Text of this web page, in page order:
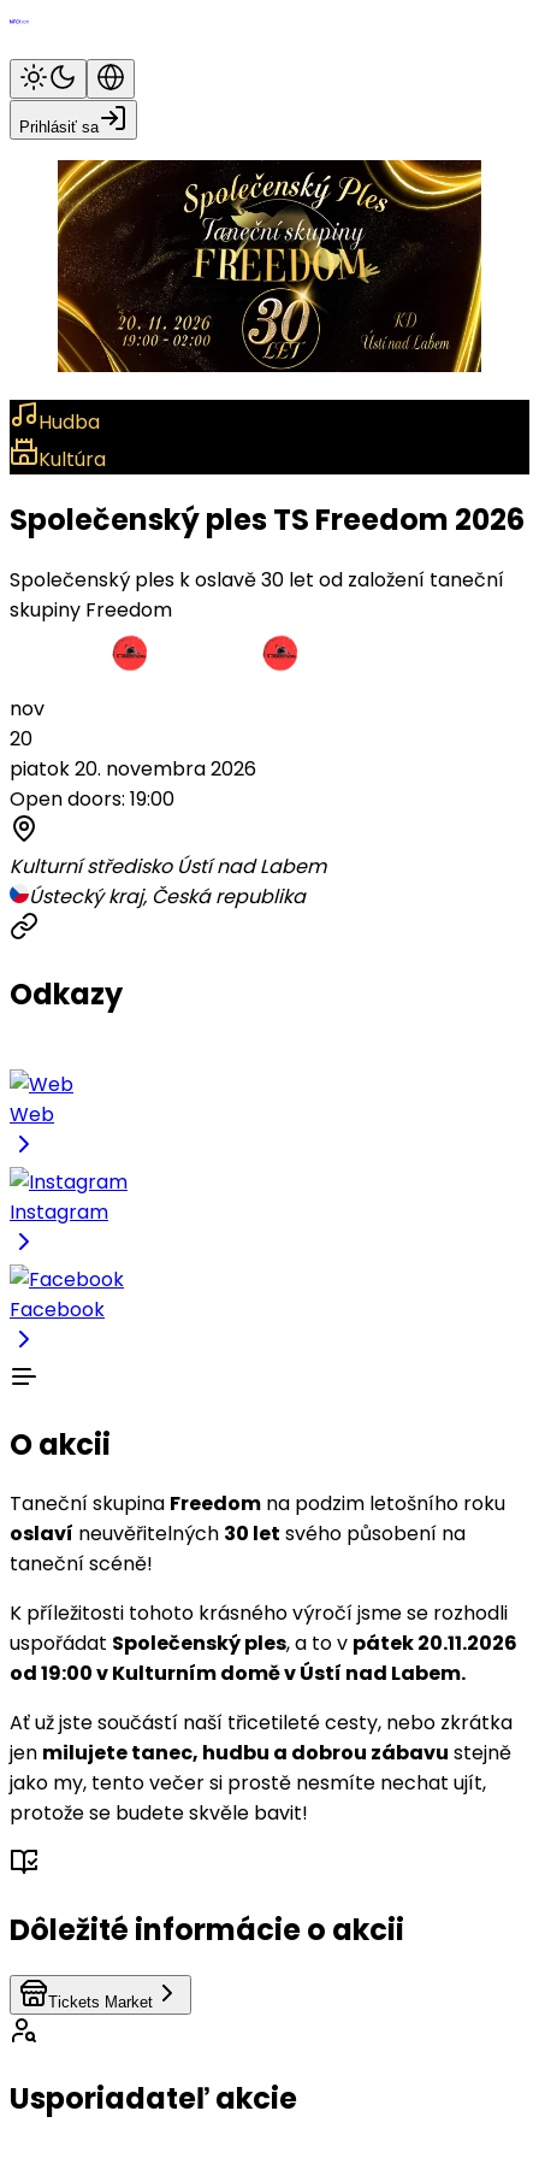
Prihlásiť sa
Hudba
Kultúra
Společenský ples TS Freedom 2026
Společenský ples k oslavě 30 let od založení taneční
skupiny Freedom
nov
20
piatok 20. novembra 2026
Open doors: 19:00
Kulturní středisko Ústí nad Labem
Ústecký kraj, Česká republika
Odkazy
Web
Instagram
Facebook
O akcii
Taneční skupina Freedom na podzim letošního roku
oslaví neuvěřitelných 30 let svého působení na
taneční scéně!
K příležitosti tohoto krásného výročí jsme se rozhodli
uspořádat Společenský ples, a to v pátek 20.11.2026
od 19:00 v Kulturním domě v Ústí nad Labem.
Ať už jste součástí naší třicetileté cesty, nebo zkrátka
jen milujete tanec, hudbu a dobrou zábavu stejně
jako my, tento večer si prostě nesmíte nechat ujít,
protože se budete skvěle bavit!
Dôležité informácie o akcii
Tickets Market
Usporiadateľ akcie